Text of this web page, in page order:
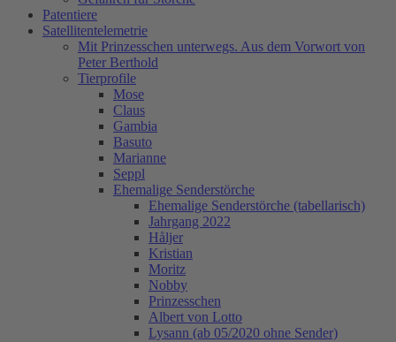
Patentiere
Satellitentelemetrie
Mit Prinzesschen unterwegs. Aus dem Vorwort von
Peter Berthold
Tierprofile
Mose
Claus
Gambia
Basuto
Marianne
Seppl
Ehemalige Senderstörche
Ehemalige Senderstörche (tabellarisch)
Jahrgang 2022
Håljer
Kristian
Moritz
Nobby
Prinzesschen
Albert von Lotto
Lysann (ab 05/2020 ohne Sender)